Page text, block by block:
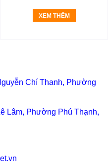
XEM THÊM
Chí Thanh, Phường
Lâm, Phường Phú Thạnh,